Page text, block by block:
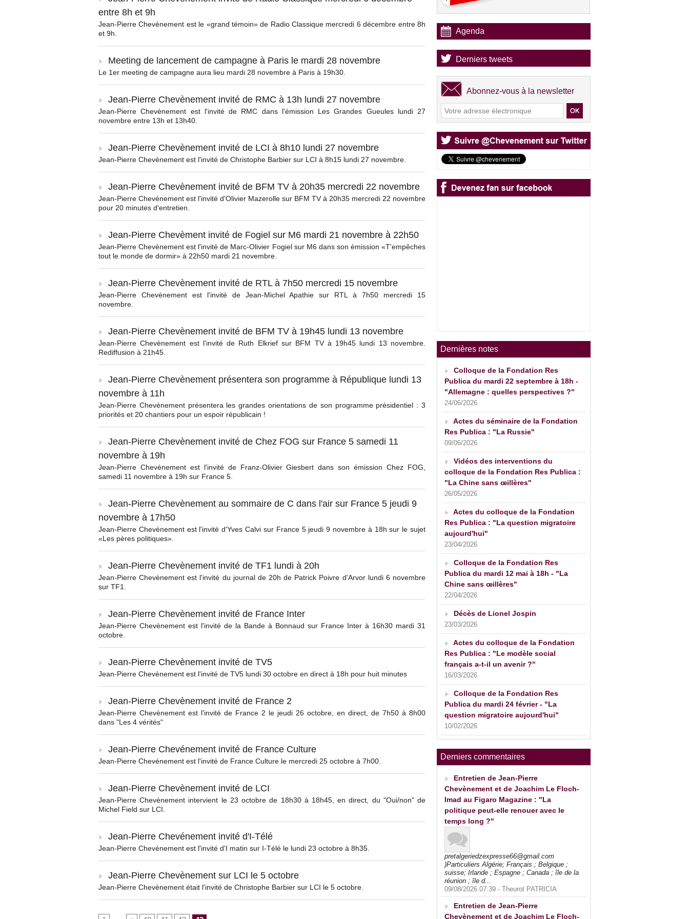
entre 8h et 9h
Jean-Pierre Chevènement est le «grand témoin» de Radio Classique mercredi 6 décembre entre 8h
et 9h.
Meeting de lancement de campagne à Paris le mardi 28 novembre
Le 1er meeting de campagne aura lieu mardi 28 novembre à Paris à 19h30.
Jean-Pierre Chevènement invité de RMC à 13h lundi 27 novembre
Jean-Pierre Chevènement est l'invité de RMC dans l'émission Les Grandes Gueules lundi 27
novembre entre 13h et 13h40.
Jean-Pierre Chevènement invité de LCI à 8h10 lundi 27 novembre
Jean-Pierre Chevènement est l'invité de Christophe Barbier sur LCI à 8h15 lundi 27 novembre.
Jean-Pierre Chevènement invité de BFM TV à 20h35 mercredi 22 novembre
Jean-Pierre Chevènement est l'invité d'Olivier Mazerolle sur BFM TV à 20h35 mercredi 22 novembre
pour 20 minutes d'entretien.
Jean-Pierre Chevèment invité de Fogiel sur M6 mardi 21 novembre à 22h50
Jean-Pierre Chevènement est l'invité de Marc-Olivier Fogiel sur M6 dans son émission «T'empêches
tout le monde de dormir» à 22h50 mardi 21 novembre.
Jean-Pierre Chevènement invité de RTL à 7h50 mercredi 15 novembre
Jean-Pierre Chevènement est l'invité de Jean-Michel Apathie sur RTL à 7h50 mercredi 15
novembre.
Jean-Pierre Chevènement invité de BFM TV à 19h45 lundi 13 novembre
Jean-Pierre Chevènement est l'invité de Ruth Elkrief sur BFM TV à 19h45 lundi 13 novembre.
Rediffusion à 21h45.
Jean-Pierre Chevènement présentera son programme à République lundi 13
novembre à 11h
Jean-Pierre Chevènement présentera les grandes orientations de son programme présidentiel : 3
priorités et 20 chantiers pour un espoir républicain !
Jean-Pierre Chevènement invité de Chez FOG sur France 5 samedi 11
novembre à 19h
Jean-Pierre Chevènement est l'invité de Franz-Olivier Giesbert dans son émission Chez FOG,
samedi 11 novembre à 19h sur France 5.
Jean-Pierre Chevènement au sommaire de C dans l'air sur France 5 jeudi 9
novembre à 17h50
Jean-Pierre Chevènement est l'invité d'Yves Calvi sur France 5 jeudi 9 novembre à 18h sur le sujet
«Les pères politiques».
Jean-Pierre Chevènement invité de TF1 lundi à 20h
Jean-Pierre Chevènement est l'invité du journal de 20h de Patrick Poivre d'Arvor lundi 6 novembre
sur TF1.
Jean-Pierre Chevènement invité de France Inter
Jean-Pierre Chevènement est l'invité de la Bande à Bonnaud sur France Inter à 16h30 mardi 31
octobre.
Jean-Pierre Chevènement invité de TV5
Jean-Pierre Chevènement est l'invité de TV5 lundi 30 octobre en direct à 18h pour huit minutes
Jean-Pierre Chevènement invité de France 2
Jean-Pierre Chevènement est l'invité de France 2 le jeudi 26 octobre, en direct, de 7h50 à 8h00
dans "Les 4 vérités"
Jean-Pierre Chevénement invité de France Culture
Jean-Pierre Chevénement est l'invité de France Culture le mercredi 25 octobre à 7h00.
Jean-Pierre Chevènement invité de LCI
Jean-Pierre Chevènement intervient le 23 octobre de 18h30 à 18h45, en direct, du "Oui/non" de
Michel Field sur LCI.
Jean-Pierre Chevénement invité d'I-Télé
Jean-Pierre Chevénement est l'invité d'I matin sur I-Télé le lundi 23 octobre à 8h35.
Jean-Pierre Chevènement sur LCI le 5 octobre
Jean-Pierre Chevènement était l'invité de Christophe Barbier sur LCI le 5 octobre.
Agenda
Derniers tweets
Abonnez-vous à la newsletter
Dernières notes
Colloque de la Fondation Res
Publica du mardi 22 septembre à 18h -
"Allemagne : quelles perspectives ?"
24/06/2026
Actes du séminaire de la Fondation
Res Publica : "La Russie"
09/06/2026
Vidéos des interventions du
colloque de la Fondation Res Publica :
"La Chine sans œillères"
26/05/2026
Actes du colloque de la Fondation
Res Publica : "La question migratoire
aujourd'hui"
23/04/2026
Colloque de la Fondation Res
Publica du mardi 12 mai à 18h - "La
Chine sans œillères"
22/04/2026
Décès de Lionel Jospin
23/03/2026
Actes du colloque de la Fondation
Res Publica : "Le modèle social
français a-t-il un avenir ?"
16/03/2026
Colloque de la Fondation Res
Publica du mardi 24 février - "La
question migratoire aujourd'hui"
10/02/2026
Derniers commentaires
Entretien de Jean-Pierre
Chevènement et de Joachim Le Floch-
Imad au Figaro Magazine : "La
politique peut-elle renouer avec le
temps long ?"
pretalgeriedzexpresse66@gmail.com
)Particuliers Algérie; Français ; Belgique ;
suisse; Irlande ; Espagne ; Canada ; île de la
réunion ; île d...
09/08/2026 07:39 - Theurot PATRICIA
Entretien de Jean-Pierre
Chevènement et de Joachim Le Floch-